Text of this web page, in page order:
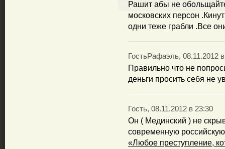
Рашит абы не
московских персон
одни теже грабли .Все
ГостьРафаэль, 08.11.2012
Правильно что не
деньги просить себя не
Гость, 08.11.2012 в 23:30
Он ( Мединский ) не
современную
«Любое преступление,